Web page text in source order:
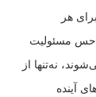
هر
حس مسئولیت
نه‌تنها از
آینده